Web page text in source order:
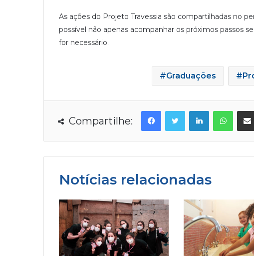
As ações do Projeto Travessia são compartilhadas no
possível não apenas acompanhar os próximos passos
for necessário.
Graduações
Compartilhe:
Linkedin WhatsApp
Notícias relacionadas